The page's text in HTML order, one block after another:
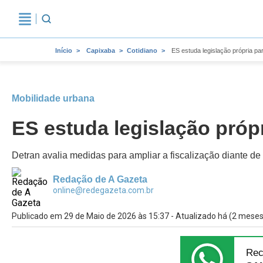
Início Capixaba Cotidiano ES estuda legislação própria
Mobilidade urbana
ES estuda legislação
Detran avalia medidas para ampliar a fiscalização diante
Redação de A Gazeta
online@redegazeta.com.br
Publicado em 29 de Maio de 2026 às 15:37 - Atualizado há (2